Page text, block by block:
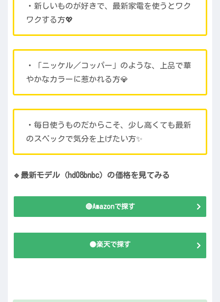
・新しいものが好きで、最新家電を使うとワク
ワクする方💖
・「ニッケル／コッパー」のような、上品で華
やかなカラーに惹かれる方💎
・毎日使うものだからこそ、少し高くても最新
のスペックで気分を上げたい方✨
🔹最新モデル（hd08bnbc）の価格を見てみる
🔴Amazonで探す
🟠楽天で探す